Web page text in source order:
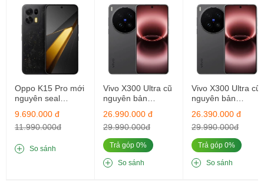
bản lẫn chuyên nghiệp.
4. Hệ thống camera Hasselblad đỉnh cao
Vivo X200 Pro nổi bật với hệ thống camera ba ống kính được tinh
chỉnh bởi Hasselblad:
Camera chính 50MP:
Khẩu độ f/1.6, kích thước cảm biến 1/1.28", hỗ trợ chống
rung quang học OIS.
trong điều kiện ánh sáng yếu.
Oppo K15 Pro mới
nguyên seal
9.690.000 đ
11.990.000đ
So sánh
Vivo X300 Ultra cũ
nguyên bản
26.990.000 đ
29.990.000đ
Trả góp 0%
So sánh
Vivo X300 Ultra cũ
nguyên bản
26.390.000 đ
29.990.000đ
Trả góp 0%
So sánh